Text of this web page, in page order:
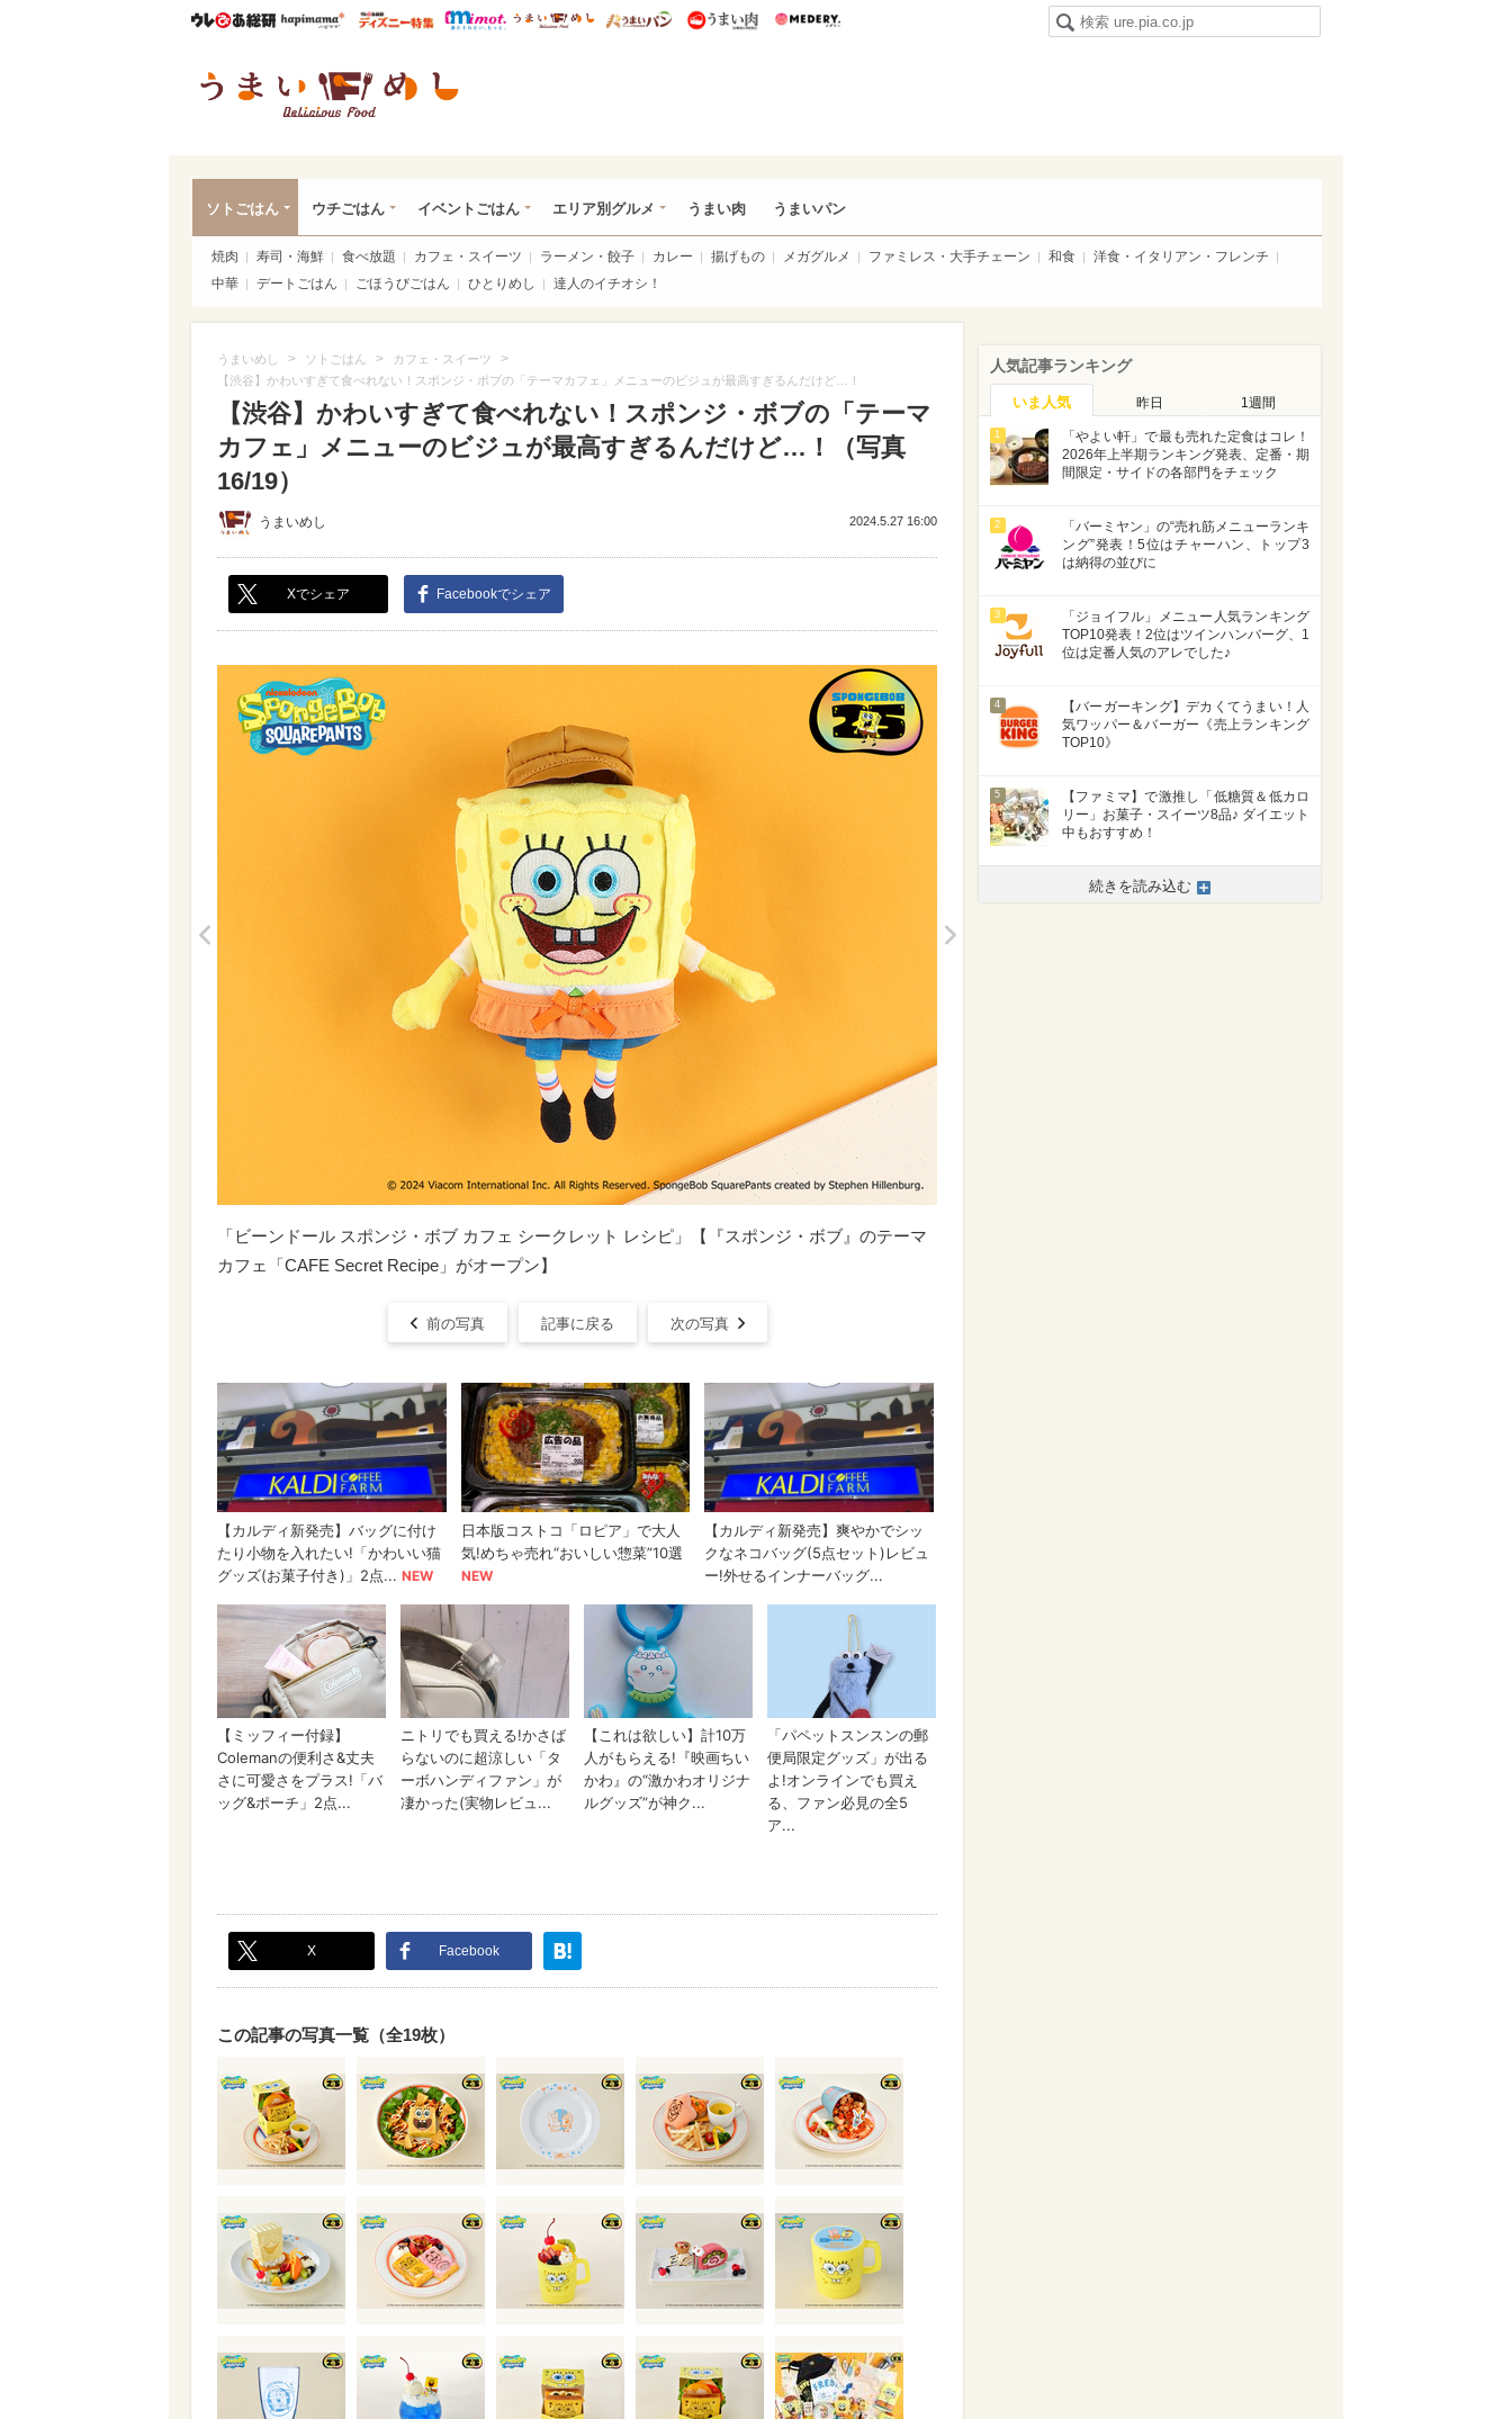
ウレぴあ総研ハピママ* ウレぴあ総研 ディズニー特集
mimot. うまいめし うまいパン うまい肉
ソトごはん ウチごはん イベントごはん エリア別グルメ うまい肉 うまいパン
焼肉 寿司・海鮮 食べ放題 カフェ・スイーツ ラーメン・餃子 カレー 揚げもの メガグルメ ファミレス・大手チェーン 和食
洋食・イタリアン・フレンチ
中華
デートごはん ごほうびごはん ひとりめし 達人のイチオシ！
うまいめし > ソトごはん > カフェ・スイーツ >
【渋谷】かわいすぎて食べれない！スポンジ・ボブの「テーマカフェ」メニューのビジュが最高すぎるんだけど…！
【渋谷】かわいすぎて食べれない！スポンジ・ボブの「テーマ
カフェ」メニューのビジュが最高すぎるんだけど…！（写真
16/19）
うまいめし 2024.5.27 16:00
Xでシェア Facebookでシェア
「ビーンドール スポンジ・ボブ カフェ シークレット レシピ」【『スポンジ・ボブ』のテーマ
カフェ「CAFE Secret Recipe」がオープン】
前の写真 記事に戻る 次の写真
X Facebook
この記事の写真一覧（全19枚）
人気記事ランキング
いま人気 昨日 1週間
1
「やよい軒」で最も売れた定食はコレ！
2026年上半期ランキング発表、定番・期
間限定・サイドの各部門をチェック
2
「バーミヤン」の“売れ筋メニューランキ
ング”発表！5位はチャーハン、トップ3
は納得の並びに
3
「ジョイフル」メニュー人気ランキング
TOP10発表！2位はツインハンバーグ、1
位は定番人気のアレでした♪
4
【バーガーキング】デカくてうまい！人
気ワッパー＆バーガー《売上ランキング
TOP10》
5
【ファミマ】で激推し「低糖質＆低カロ
リー」お菓子・スイーツ8品♪ ダイエット
中もおすすめ！
続きを読み込む